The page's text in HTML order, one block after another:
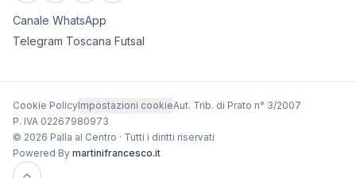
Canale WhatsApp
Telegram Toscana Futsal
Cookie PolicyImpostazioni cookieAut. Trib. di Prato n° 3/2007
P. IVA 02267980973
© 2026 Palla al Centro · Tutti i diritti riservati
Powered By martinifrancesco.it